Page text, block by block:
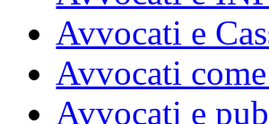
Avvocati e
Avvocati
Avvocati e